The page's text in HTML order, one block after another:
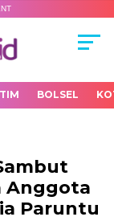
BOLSEL
Anggota
Paruntu